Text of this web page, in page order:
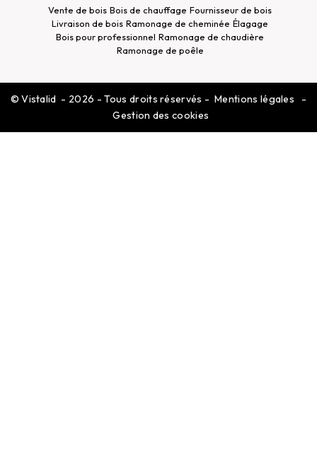
Vente de bois Bois de chauffage Fournisseur de bois
Livraison de bois Ramonage de cheminée Élagage
Bois pour professionnel Ramonage de chaudière
Ramonage de poêle
©Vistalid - 2026 - Tous droits réservés - Mentions légales
-
Gestion des cookies